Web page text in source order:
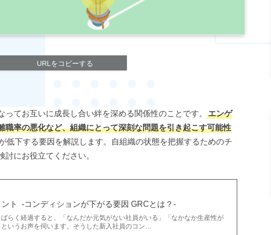
URLをコピーする
てお互いに成長し合い絆を深める関係性のことです。
エンゲ
率の悪化など、組織にとって深刻な問題を引き起こす可能性
低下する要因を解説します。自組織の状態を把握するためのチ
にお役立てください。
ト -コンディションが下がる要因 GRCとは？-
らく経過すると、「なんだか元気がない社員がいる」「なかなか生産性が
というお声を伺います。そうした新入社員のコン…